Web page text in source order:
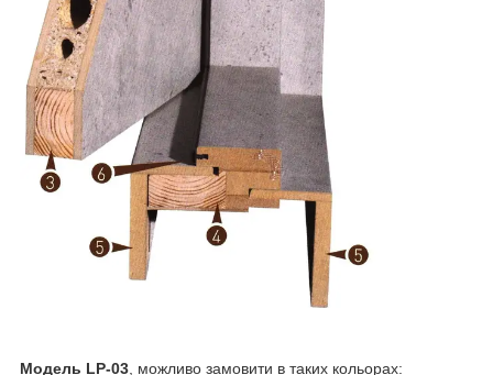
Модель LP-03 , можливо замовити в таких кольорах: